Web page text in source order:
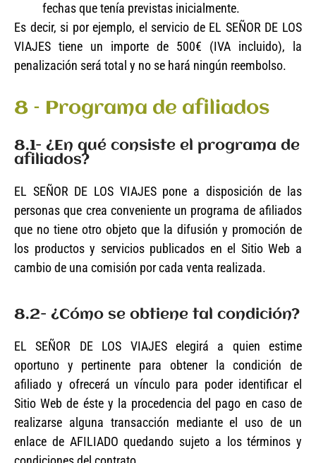
fechas que tenía previstas inicialmente.
Es decir, si por ejemplo, el servicio de EL SEÑOR DE LOS
VIAJES tiene un importe de 500€ (IVA incluido), la
penalización será total y no se hará ningún reembolso.
8 – Programa de afiliados
8.1- ¿En qué consiste el programa de
afiliados?
EL SEÑOR DE LOS VIAJES pone a disposición de las
personas que crea conveniente un programa de afiliados
que no tiene otro objeto que la difusión y promoción de
los productos y servicios publicados en el Sitio Web a
cambio de una comisión por cada venta realizada.
8.2- ¿Cómo se obtiene tal condición?
EL SEÑOR DE LOS VIAJES elegirá a quien estime
oportuno y pertinente para obtener la condición de
afiliado y ofrecerá un vínculo para poder identificar el
Sitio Web de éste y la procedencia del pago en caso de
realizarse alguna transacción mediante el uso de un
enlace de AFILIADO quedando sujeto a los términos y